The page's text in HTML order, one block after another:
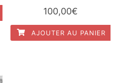
100,00€
AJOUTER AU PANIER